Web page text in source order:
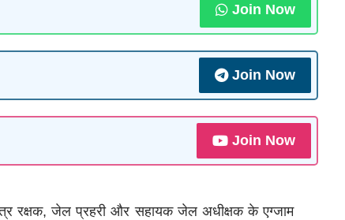
Join Now
Join Now
Join Now
रक्षक, जेल प्रहरी और सहायक जेल अधीक्षक के एग्जाम